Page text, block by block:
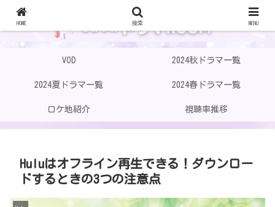
VOD 2024秋ドラマ一覧
2024夏ドラマ一覧 2024春ドラマ一覧
ロケ地紹介 視聴率推移
Huluはオフライン再生できる！ダウンロー
ドするときの3つの注意点
HOME 検索 MENU